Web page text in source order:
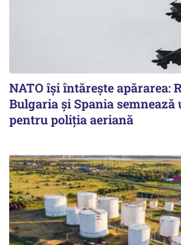
NATO își întărește apărarea:
Bulgaria și Spania semnează
pentru poliția aeriană